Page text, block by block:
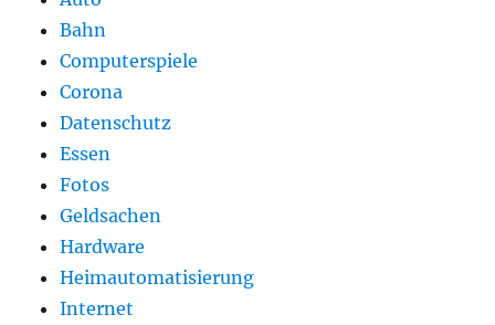
Bahn
Computerspiele
Corona
Datenschutz
Essen
Fotos
Geldsachen
Hardware
Heimautomatisierung
Internet